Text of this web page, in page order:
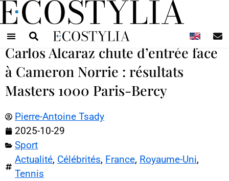
Carlos Alcaraz chute d’entrée face
à Cameron Norrie : résultats
Masters 1000 Paris-Bercy
Pierre-Antoine Tsady
2025-10-29
Sport
Actualité, Célébrités, France, Royaume-Uni,
Tennis